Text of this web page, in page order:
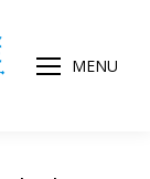
MENU